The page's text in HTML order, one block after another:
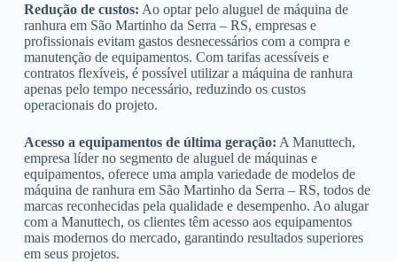
Redução de custos: Ao optar pelo aluguel de máquina de
ranhura em São Martinho da Serra – RS, empresas e
profissionais evitam gastos desnecessários com a compra e
manutenção de equipamentos. Com tarifas acessíveis e
contratos flexíveis, é possível utilizar a máquina de ranhura
apenas pelo tempo necessário, reduzindo os custos
operacionais do projeto.
Acesso a equipamentos de última geração: A Manuttech,
empresa líder no segmento de aluguel de máquinas e
equipamentos, oferece uma ampla variedade de modelos de
máquina de ranhura em São Martinho da Serra – RS, todos de
marcas reconhecidas pela qualidade e desempenho. Ao alugar
com a Manuttech, os clientes têm acesso aos equipamentos
mais modernos do mercado, garantindo resultados superiores
em seus projetos.